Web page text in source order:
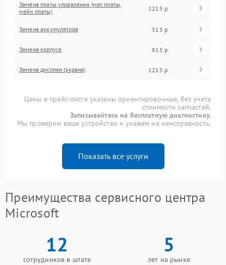
Замена платы управления (мат.платы,
мейн платы)
1215 р
Замена аккумулятора 515 р
Замена корпуса 815 р
Замена дисплея (экрана) 1215 р
Цены в прайс-листе указаны ориентировочные, без учета
стоимости запчастей.
Записывайтесь на бесплатную диагностику.
Мы проверим ваше устройство и укажем на неисправность.
Показать все услуги
Преимущества сервисного центра
Microsoft
12
сотрудников в штате
5
лет на рынке